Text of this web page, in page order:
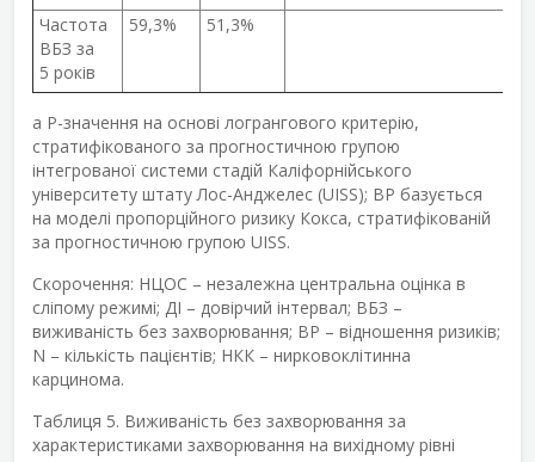
Частота
ВБЗ за
5 років
59,3% 51,3%
a P-значення на основі логрангового критерію,
стратифікованого за прогностичною групою
інтегрованої системи стадій Каліфорнійського
університету штату Лос-Анджелес (UISS); ВР базується
на моделі пропорційного ризику Кокса, стратифікованій
за прогностичною групою UISS.
Скорочення: НЦОС – незалежна центральна оцінка в
сліпому режимі; ДІ – довірчий інтервал; ВБЗ –
виживаність без захворювання; ВР – відношення ризиків;
N – кількість пацієнтів; НКК – нирковоклітинна
карцинома.
Таблиця 5. Виживаність без захворювання за
характеристиками захворювання на вихідному рівні